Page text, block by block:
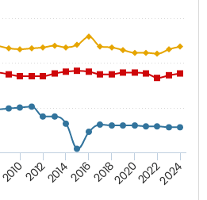
20102012201420162018202020222024